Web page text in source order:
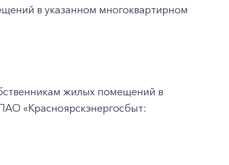
в указанном многоквартирном
жилых помещений в
«Красноярскэнергосбыт: